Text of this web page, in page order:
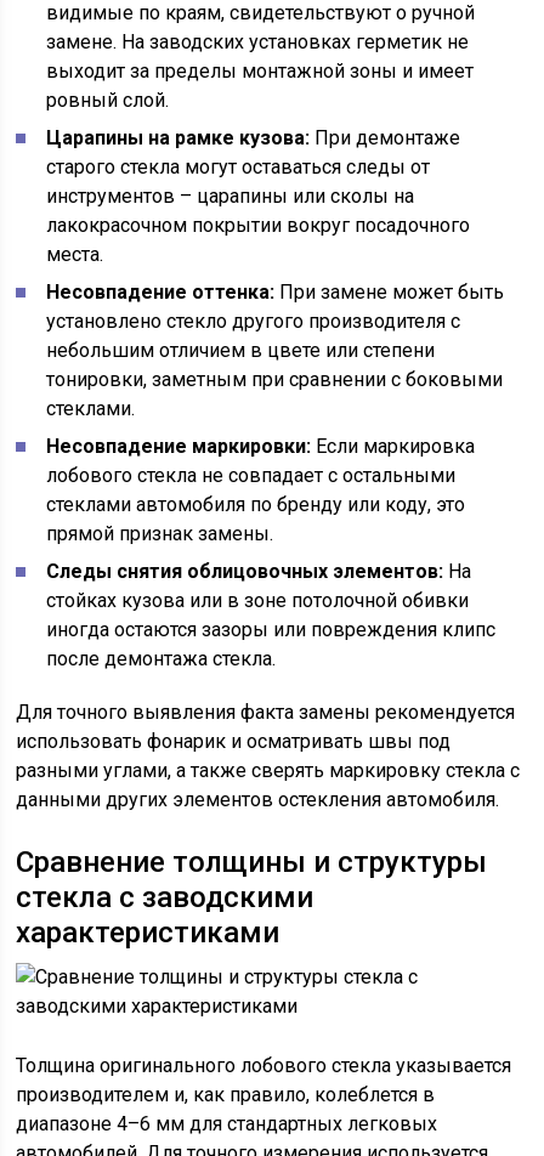
видимые по краям, свидетельствуют о ручной
замене. На заводских установках герметик не
выходит за пределы монтажной зоны и имеет
ровный слой.
Царапины на рамке кузова: При демонтаже
старого стекла могут оставаться следы от
инструментов – царапины или сколы на
лакокрасочном покрытии вокруг посадочного
места.
Несовпадение оттенка: При замене может быть
установлено стекло другого производителя с
небольшим отличием в цвете или степени
тонировки, заметным при сравнении с боковыми
стеклами.
Несовпадение маркировки: Если маркировка
лобового стекла не совпадает с остальными
стеклами автомобиля по бренду или коду, это
прямой признак замены.
Следы снятия облицовочных элементов: На
стойках кузова или в зоне потолочной обивки
иногда остаются зазоры или повреждения клипс
после демонтажа стекла.
Для точного выявления факта замены рекомендуется
использовать фонарик и осматривать швы под
разными углами, а также сверять маркировку стекла с
данными других элементов остекления автомобиля.
Сравнение толщины и структуры
стекла с заводскими
характеристиками
Толщина оригинального лобового стекла указывается
производителем и, как правило, колеблется в
диапазоне 4–6 мм для стандартных легковых